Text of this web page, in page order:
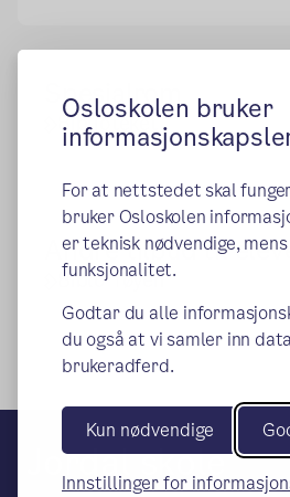
Osloskolen bruker
For at nettstedet skal
bruker Osloskolen
er teknisk nødvendige,
funksjonalitet.
Godtar du alle
du også at vi samler inn
brukeradferd.
Kun nødvendige
Innstillinger for
Spesialrom
Biblioteket
Andre tilbud til
Biblo Tøyen
Jordal skole